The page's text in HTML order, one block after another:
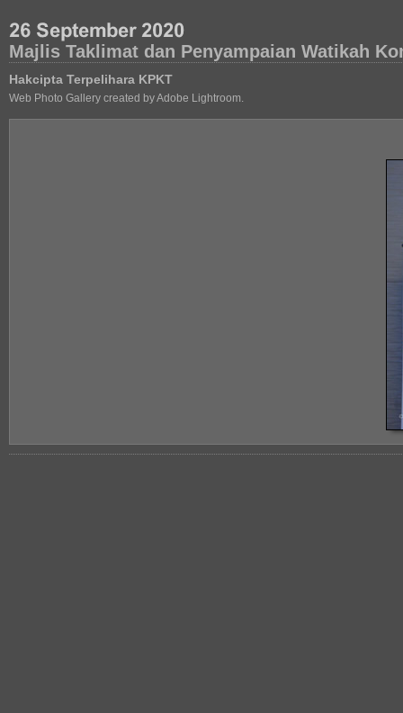
Majlis Taklimat dan Penyampaian Watikah
Hakcipta Terpelihara KPKT
Web Photo Gallery created by Adobe Lightroom.